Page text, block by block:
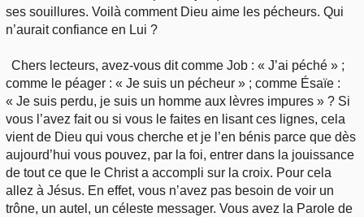
ses souillures. Voilà comment Dieu aime les pécheurs. Qui
n’aurait confiance en Lui ?
Chers lecteurs, avez-vous dit comme Job : « J’ai péché » ;
comme le péager : « Je suis un pécheur » ; comme Ésaïe :
« Je suis perdu, je suis un homme aux lèvres impures » ? Si
vous l’avez fait ou si vous le faites en lisant ces lignes, cela
vient de Dieu qui vous cherche et je l’en bénis parce que dès
aujourd’hui vous pouvez, par la foi, entrer dans la jouissance
de tout ce que le Christ a accompli sur la croix. Pour cela
allez à Jésus. En effet, vous n’avez pas besoin de voir un
trône, un autel, un céleste messager. Vous avez la Parole de